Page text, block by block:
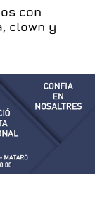
con
clown y